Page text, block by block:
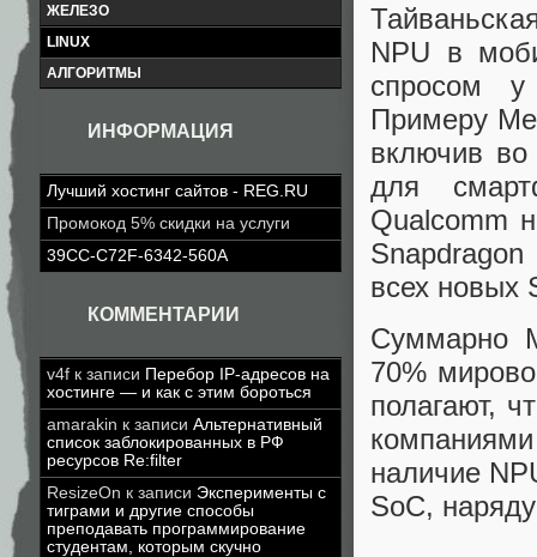
ЖЕЛЕЗО
LINUX
АЛГОРИТМЫ
ИНФОРМАЦИЯ
Лучший хостинг сайтов - REG.RU
Промокод 5% скидки на услуги
39CC-C72F-6342-560A
КОММЕНТАРИИ
v4f к записи Перебор IP-адресов на
хостинге — и как с этим бороться
amarakin к записи Альтернативный
список заблокированных в РФ
ресурсов Re:filter
ResizeOn к записи Эксперименты с
тиграми и другие способы
преподавать программирование
студентам, которым скучно
NPU в
спросом
Примеру
включив
для
Qualcomm
всех новых
Суммарно
70%
полагают,
наличие
SoC,